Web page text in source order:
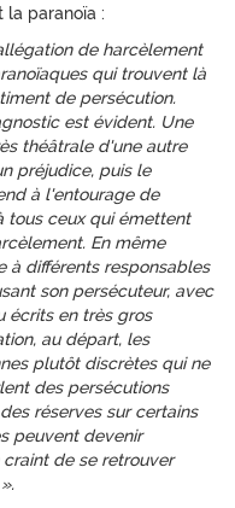
la paranoïa :
de harcèlement
qui trouvent là
de persécution.
est évident. Une
théâtrale d'une autre
préjudice, puis le
à l'entourage de
tous ceux qui émettent
En même
à différents responsables
son persécuteur, avec
écrits en très gros
au départ, les
plutôt discrètes qui ne
des persécutions
réserves sur certains
peuvent devenir
craint de se retrouver